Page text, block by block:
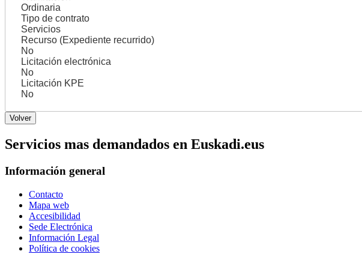
Ordinaria
Tipo de contrato
Servicios
Recurso (Expediente recurrido)
No
Licitación electrónica
No
Licitación KPE
No
Servicios mas demandados en Euskadi.eus
Información general
Contacto
Mapa web
Accesibilidad
Sede Electrónica
Información Legal
Política de cookies